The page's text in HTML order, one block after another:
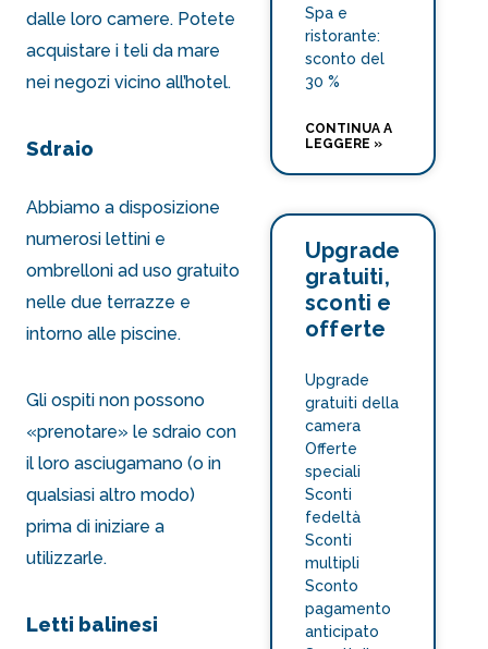
dalle loro camere. Potete
acquistare i teli da mare
nei negozi vicino all’hotel.
Sdraio
Abbiamo a disposizione
numerosi lettini e
ombrelloni ad uso gratuito
nelle due terrazze e
intorno alle piscine.
Gli ospiti non possono
«prenotare» le sdraio con
il loro asciugamano (o in
qualsiasi altro modo)
prima di iniziare a
utilizzarle.
Letti balinesi
Spa e
ristorante:
sconto del
30 %
CONTINUA A
LEGGERE »
Upgrade
gratuiti,
sconti e
offerte
Upgrade
gratuiti della
camera
Offerte
speciali
Sconti
fedeltà
Sconti
multipli
Sconto
pagamento
anticipato